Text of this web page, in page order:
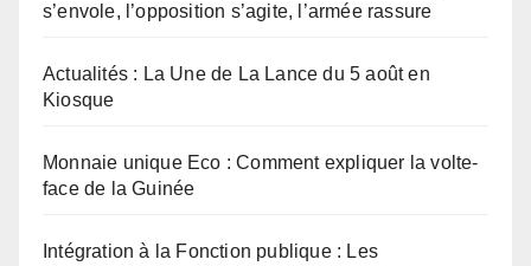
s’envole, l’opposition s’agite, l’armée rassure
Actualités : La Une de La Lance du 5 août en
Kiosque
Monnaie unique Eco : Comment expliquer la volte-
face de la Guinée
Intégration à la Fonction publique : Les